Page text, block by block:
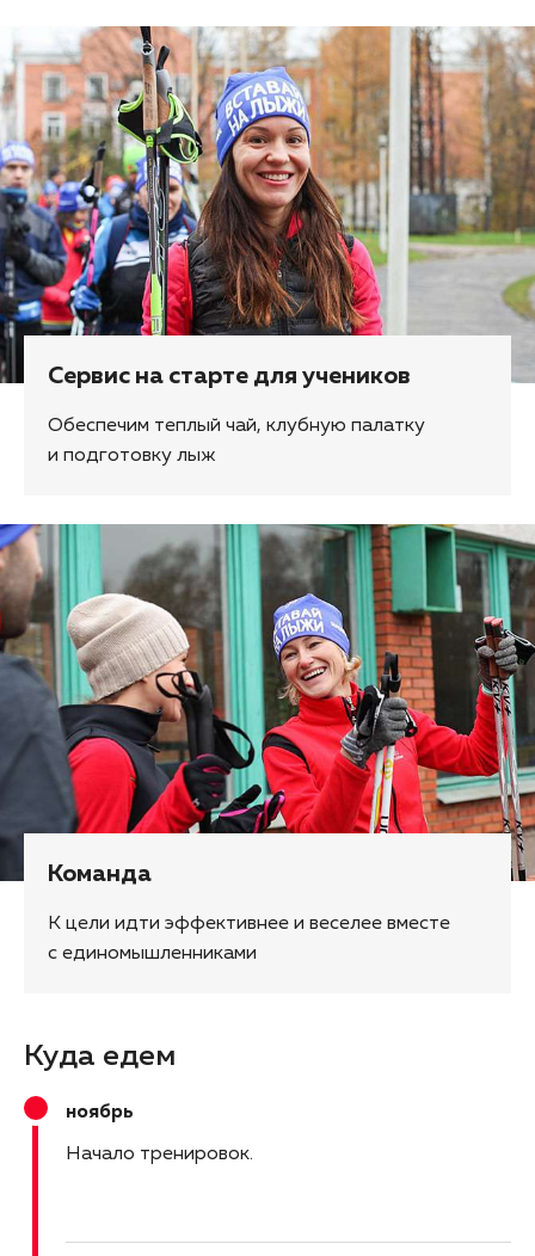
Сервис на старте для учеников
Обеспечим теплый чай, клубную палатку
и подготовку лыж
Команда
К цели идти эффективнее и веселее вместе
с единомышленниками
Куда едем
ноябрь
Начало тренировок